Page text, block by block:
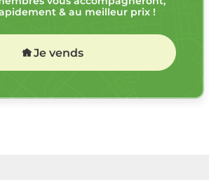
& au meilleur prix !
Je vends